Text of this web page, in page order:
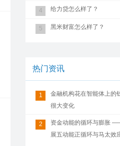
4 给力贷怎么样了？
5 黑米财富怎么样了？
热门资讯
1
金融机构花在智能体上的
很大变化
2
资金动能的循环与膨胀
展五动能正循环与马太效